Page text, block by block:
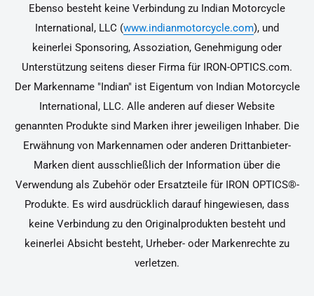
Ebenso besteht keine Verbindung zu Indian Motorcycle
International, LLC (www.indianmotorcycle.com), und
keinerlei Sponsoring, Assoziation, Genehmigung oder
Unterstützung seitens dieser Firma für IRON-OPTICS.com.
Der Markenname "Indian" ist Eigentum von Indian Motorcycle
International, LLC. Alle anderen auf dieser Website
genannten Produkte sind Marken ihrer jeweiligen Inhaber. Die
Erwähnung von Markennamen oder anderen Drittanbieter-
Marken dient ausschließlich der Information über die
Verwendung als Zubehör oder Ersatzteile für IRON OPTICS®-
Produkte. Es wird ausdrücklich darauf hingewiesen, dass
keine Verbindung zu den Originalprodukten besteht und
keinerlei Absicht besteht, Urheber- oder Markenrechte zu
verletzen.